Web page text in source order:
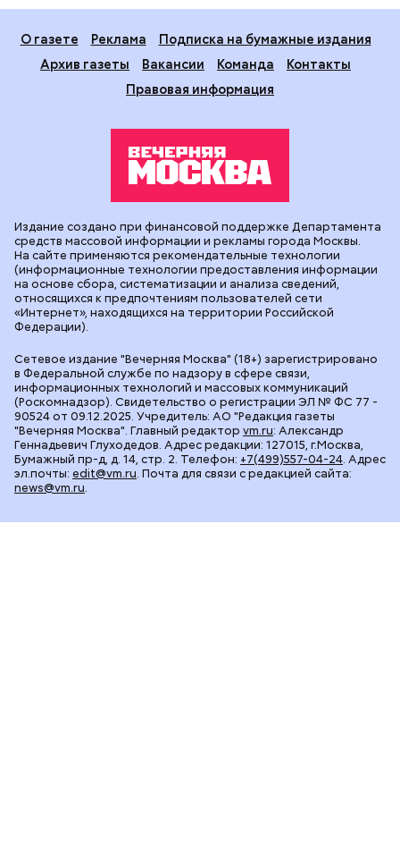
О газете Реклама
Подписка на бумажные издания
Архив газеты
Вакансии Команда
Контакты
Правовая информация
Сетевое издание "Вечерняя Москва" (18+) зарегистрировано
в Федеральной службе по надзору в сфере связи,
информационных технологий и массовых коммуникаций
(Роскомнадзор). Свидетельство о регистрации ЭЛ № ФС 77 -
90524 от 09.12.2025. Учредитель: АО "Редакция газеты
"Вечерняя Москва". Главный редактор vm.ru: Александр
Геннадьевич Глуходедов. Адрес редакции: 127015, г.Москва,
Бумажный пр-д, д. 14, стр. 2. Телефон: +7(499)557-04-24. Адрес
эл.почты: edit@vm.ru. Почта для связи с редакцией сайта:
news@vm.ru.
Издание создано при финансовой поддержке Департамента
средств массовой информации и рекламы города Москвы.
На сайте применяются рекомендательные технологии
(информационные технологии предоставления информации
на основе сбора, систематизации и анализа сведений,
относящихся к предпочтениям пользователей сети
«Интернет», находящихся на территории Российской
Федерации).